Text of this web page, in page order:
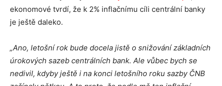
ekonomové tvrdí, že k 2% inflačnímu cíli centrální banky
je ještě daleko.
„Ano, letošní rok bude docela jistě o snižování základních
úrokových sazeb centrálních bank. Ale vůbec bych se
nedivil, kdyby ještě i na konci letošního roku sazby ČNB